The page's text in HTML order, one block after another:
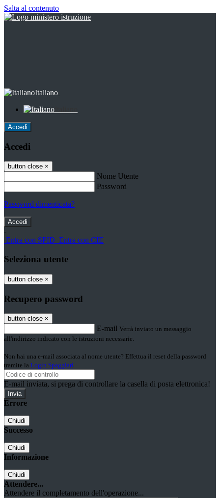
Salta al contenuto
Italiano
Accedi
Accedi
button close ×
Nome Utente
Password
Password dimenticata?
-
Entra con SPID Entra con CIE
Seleziona utente
button close ×
Recupero password
button close ×
E-mail Verrà inviato un messaggio
all'indirizzo indicato con le istruzioni necessarie.
Non hai una e-mail associata al nome utente? Effettua il reset della password
tramite la Login Spaggiari
E-mail inviata, si prega di controllare la casella di posta elettronica!
Errore
Chiudi
Successo
Chiudi
Informazione
Chiudi
Attendere...
Attendere il completamento dell'operazione...